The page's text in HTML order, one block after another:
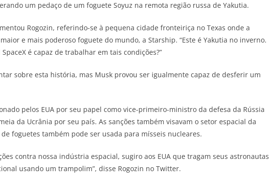
um pedaço de um foguete Soyuz na remota região russa de Yakutia.
Rogozin, referindo-se à pequena cidade fronteiriça no Texas onde a
e mais poderoso foguete do mundo, a Starship. “Este é Yakutia no inverno.
é capaz de trabalhar em tais condições?”
sobre esta história, mas Musk provou ser igualmente capaz de desferir um
pelos EUA por seu papel como vice-primeiro-ministro da defesa da Rússia
da Ucrânia por seu país. As sanções também visavam o setor espacial da
foguetes também pode ser usada para mísseis nucleares.
contra nossa indústria espacial, sugiro aos EUA que tragam seus astronautas
usando um trampolim”, disse Rogozin no Twitter.